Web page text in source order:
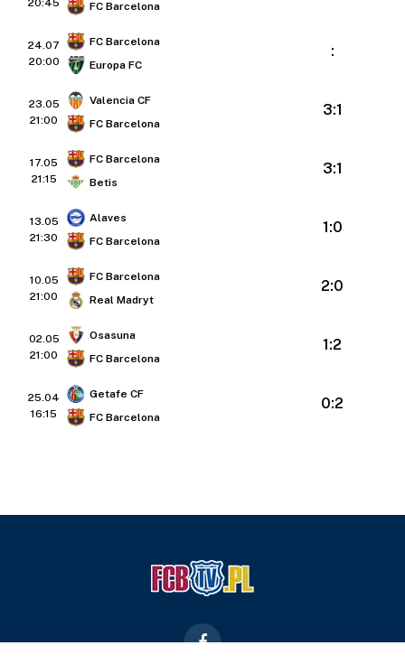
FC Barcelona
24.07
20:00
FC Barcelona
Europa FC
:
23.05
21:00
Valencia CF
FC Barcelona
3:1
17.05
21:15
FC Barcelona
Betis
3:1
13.05
21:30
Alaves
FC Barcelona
1:0
10.05
21:00
FC Barcelona
Real Madryt
2:0
02.05
21:00
Osasuna
FC Barcelona
1:2
25.04
16:15
Getafe CF
FC Barcelona
0:2